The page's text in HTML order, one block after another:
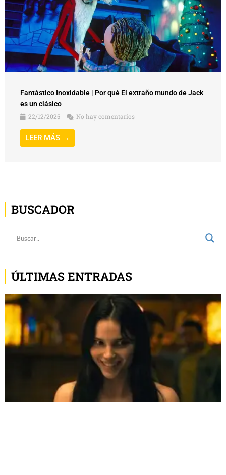
Fantástico Inoxidable | Por qué El extraño mundo de Jack
es un clásico
22/12/2025
No hay comentarios
LEER MÁS →
BUSCADOR
ÚLTIMAS ENTRADAS